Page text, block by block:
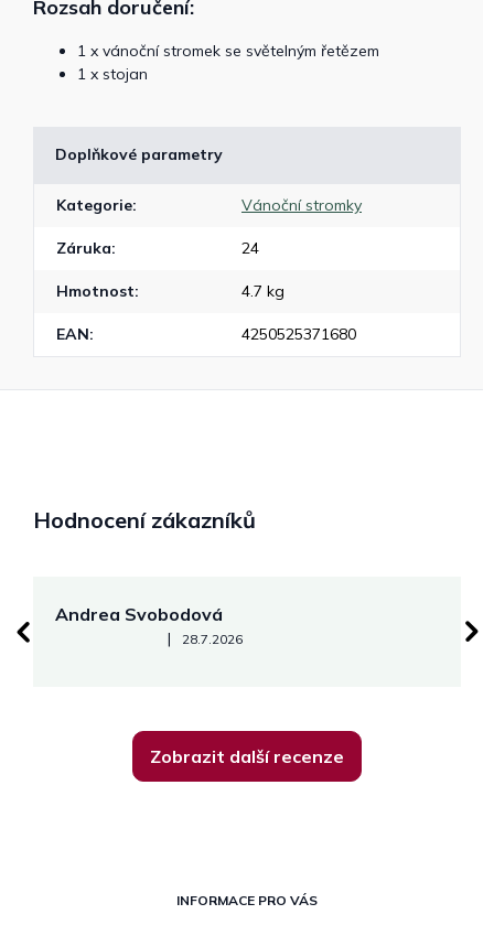
Rozsah doručení:
1 x vánoční stromek se světelným řetězem
1 x stojan
Doplňkové parametry
Kategorie: Vánoční stromky
Záruka: 24
Hmotnost: 4.7 kg
EAN: 4250525371680
Hodnocení zákazníků
Andrea Svobodová
Hodnocení obchodu je 5 z 5 hvězdiček.
| 28.7.2026
Zobrazit další recenze
INFORMACE PRO VÁS